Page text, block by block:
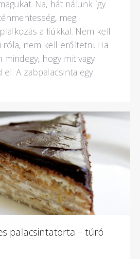
Na, hát nálunk így
meg
a fiúkkal. Nem kell
róla, nem kell erőltetni. Ha
hogy mit vagy
A zabpalacsinta egy
palacsintatorta – túró